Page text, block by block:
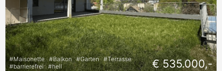
#Maisonette #Balkon #Garten #Terrasse
#barrierefrei #hell € 535.000,-